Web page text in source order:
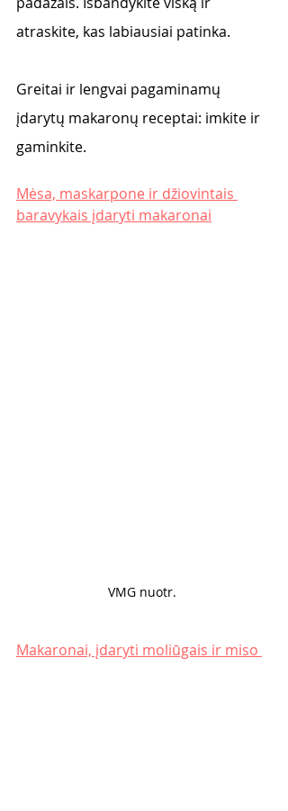
atraskite, kas labiausiai patinka.
Greitai ir lengvai pagaminamų
įdarytų makaronų receptai: imkite ir
gaminkite.
Mėsa, maskarpone ir džiovintais
baravykais įdaryti makaronai
VMG nuotr.
Makaronai, įdaryti moliūgais ir miso